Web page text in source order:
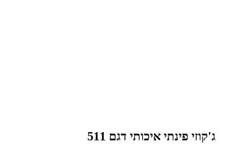
ג'קוזי פינתי איכותי דגם 511